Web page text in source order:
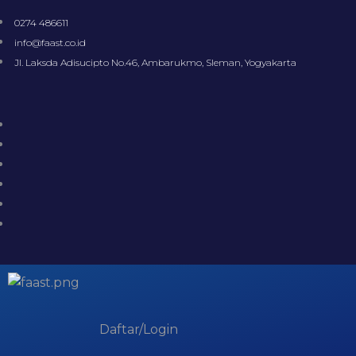
0274 486611
info@faast.co.id
Jl. Laksda Adisucipto No.46, Ambarukmo, Sleman, Yogyakarta
Daftar/Login